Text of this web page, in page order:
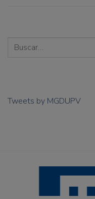
Tweets by MGDUPV